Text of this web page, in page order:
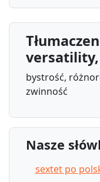
versatility,
bystrość,
zwinność
Nasze
sextet po